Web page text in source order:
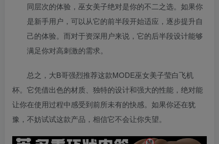
同层次的体验，巫女美子绝对是你的不二之选。如果你
是新手用户，可以从它的前半段开始适应，逐步提升自
己的体验。而对于资深用户来说，它的后半段设计能够
满足你对高刺激的需求。
总之，大B哥强烈推荐这款MODE巫女美子莹白飞机
杯。它凭借出色的材质、独特的设计和强大的性能，绝对能
让你在使用过程中感受到前所未有的快感。如果你还在犹
豫，不妨试试这款产品，相信它不会让你失望。